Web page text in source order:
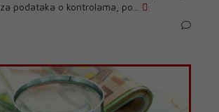
podataka o kontrolama, po...